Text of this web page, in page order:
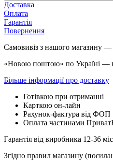
Доставка
Оплата
Гарантія
Повернення
Самовивіз з нашого магазину —
«Новою поштою» по Україні —
Більше інформації про доставку
Готівкою при отриманні
Карткою он-лайн
Рахунок-фактура від ФОП
Оплата частинами
Гарантія від виробника 12-36
Згідно правил магазину